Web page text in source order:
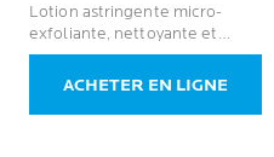
5
étoiles.
147
Lotion astringente micro-
exfoliante, nettoyante et
purifiante anti-points noirs
ACHETER EN LIGNE